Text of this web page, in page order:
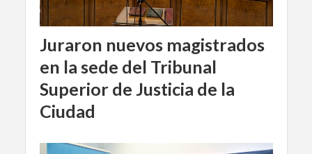
Juraron nuevos magistrados
en la sede del Tribunal
Superior de Justicia de la
Ciudad